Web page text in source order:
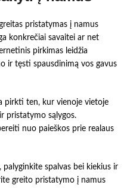
pristatymas į namus
konkrečiai savaitei ar net
pirkimas leidžia
ir tęsti spausdinimą vos gavus
pirkti ten, kur vienoje vietoje
pristatymo sąlygos.
nuo paieškos prie realaus
palyginkite spalvas bei kiekius ir
greito pristatymo į namus